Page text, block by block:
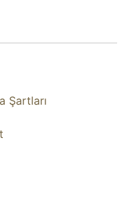
Şartları